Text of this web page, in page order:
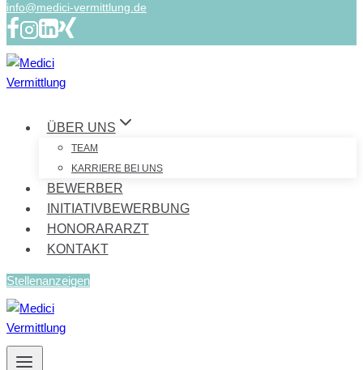
info@medici-vermittlung.de
ÜBER UNS
TEAM
KARRIERE BEI UNS
BEWERBER
INITIATIVBEWERBUNG
HONORARARZT
KONTAKT
Stellenanzeigen